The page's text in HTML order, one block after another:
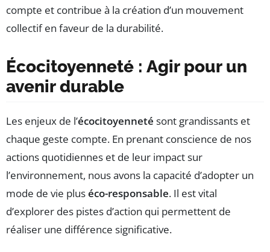
compte et contribue à la création d’un mouvement
collectif en faveur de la durabilité.
Écocitoyenneté : Agir pour un
avenir durable
Les enjeux de l’écocitoyenneté sont grandissants et
chaque geste compte. En prenant conscience de nos
actions quotidiennes et de leur impact sur
l’environnement, nous avons la capacité d’adopter un
mode de vie pluséco-responsable. Il est vital
d’explorer des pistes d’action qui permettent de
réaliser une différence significative.